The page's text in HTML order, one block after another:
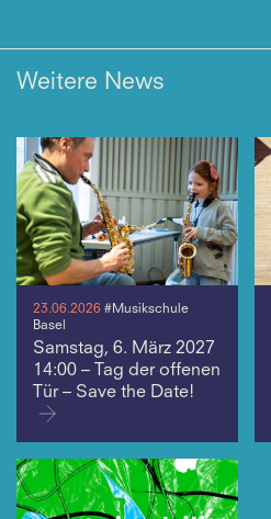
Weitere News
23.06.2026 #Musikschule
Basel
Samstag, 6. März 2027
14:00 – Tag der offenen
Tür – Save the Date!